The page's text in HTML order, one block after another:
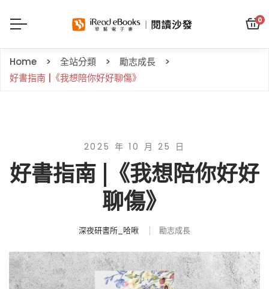
0
Home 全站分類
勵志成長
好書指南 |《我想陪你好好聊傷》
2025 年 10 月 25 日
好書指南 |《我想陪你好好
聊傷》
深夜研書所_哈啾 勵志成長